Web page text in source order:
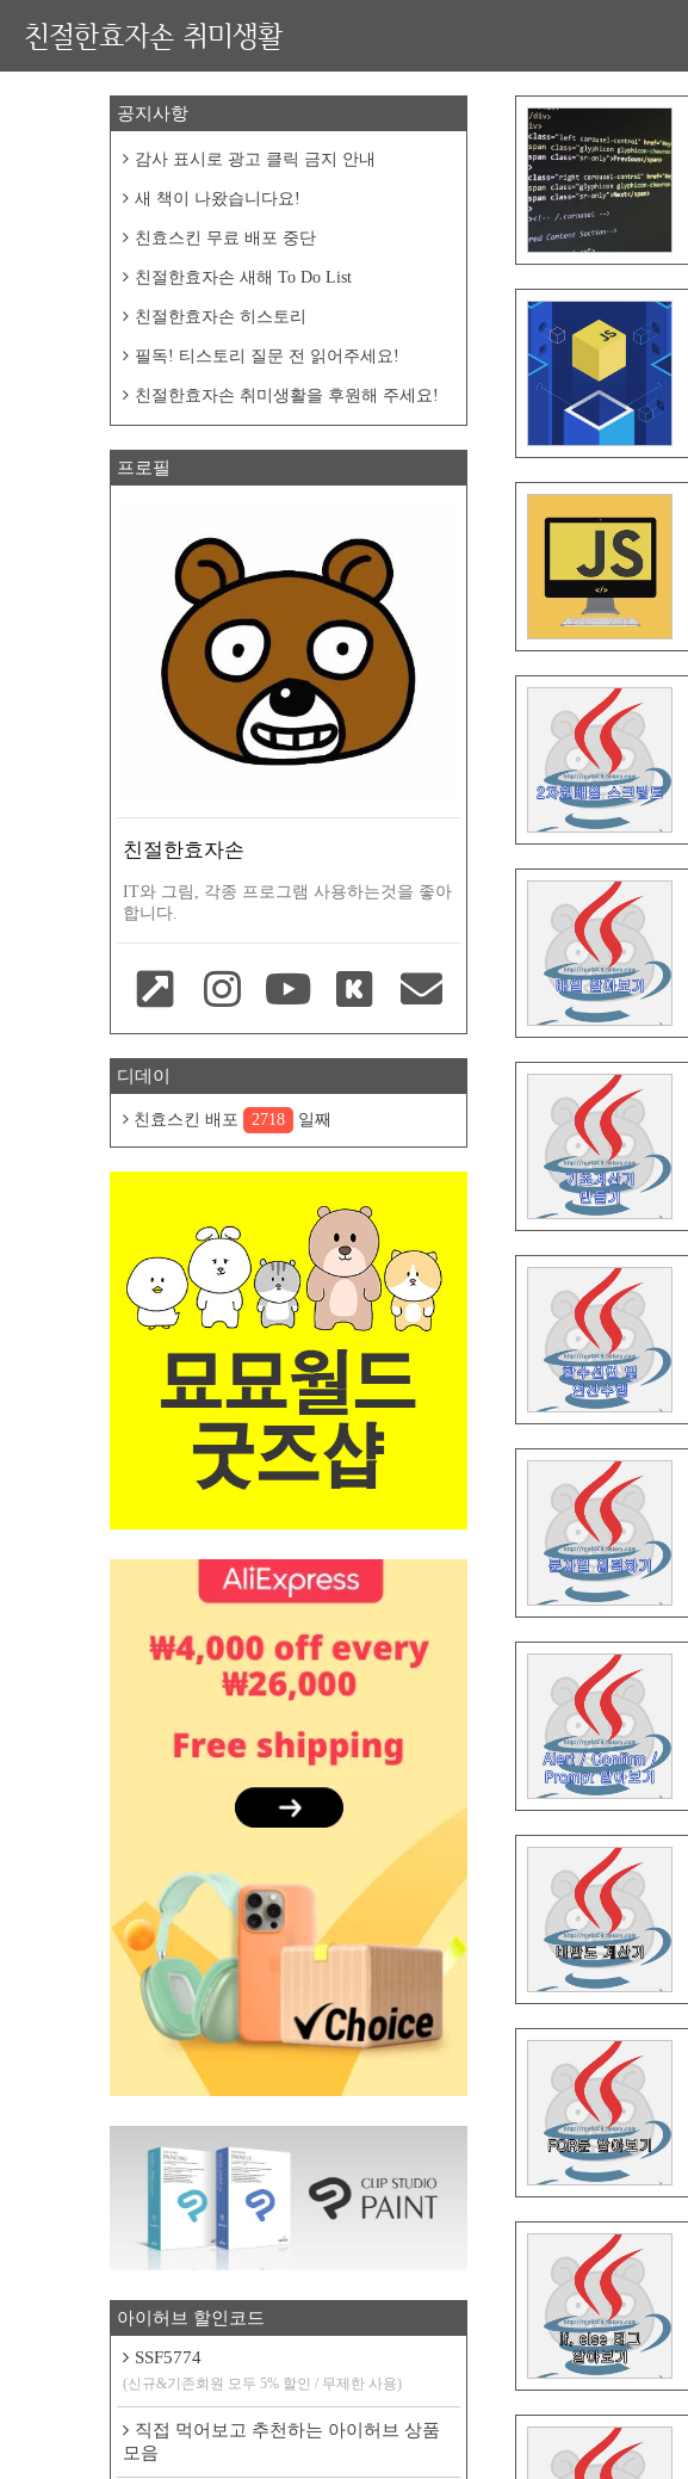
친절한효자손 취미생활
공지사항
감사 표시로 광고 클릭 금지 안내
새 책이 나왔습니다요!
친효스킨 무료 배포 중단
친절한효자손 새해 To Do List
친절한효자손 히스토리
필독! 티스토리 질문 전 읽어주세요!
친절한효자손 취미생활을 후원해 주세요!
프로필
친절한효자손
IT와 그림, 각종 프로그램 사용하는것을 좋아
합니다.
디데이
친효스킨 배포 2718 일째
아이허브 할인코드
SSF5774
(신규&기존회원 모두 5% 할인 / 무제한 사용)
직접 먹어보고 추천하는 아이허브 상품
모음